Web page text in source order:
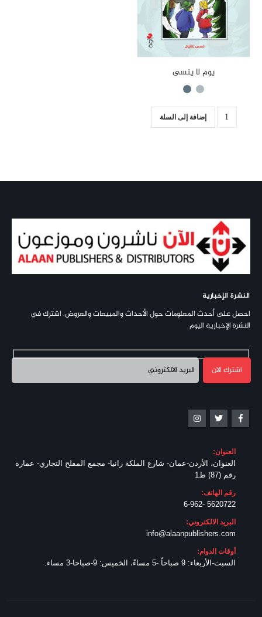
يوم لا ينسى
إضافة إلى السلة
النشرة الإخبارية
احصل على أحدث المعلومات حول الأحداث والمبيعات والعروض. اشترك في
النشرة الإخبارية اليوم
العنوان:
العنوان، الأردن-عمان- شارع الملكة رانيا- مجمع المفلح التجاري- عمارة
رقم (87) ط1
رقم الهاتف:
5620722 -6-962
البريد الالكتروني:
info@alaanpublishers.com
أوقات الدوام:
السبت-الأربعاء: 9 صباحاً -5 مساءً، الخميس: 9-صباحا-3 مساء.